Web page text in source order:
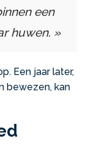
een
huwen. »
Een jaar later,
bewezen, kan